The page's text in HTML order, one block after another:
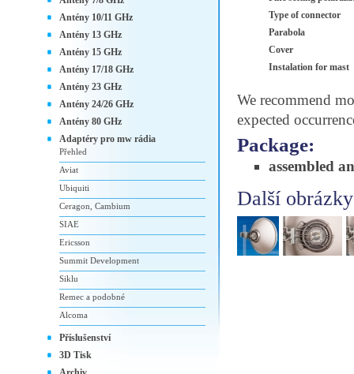
Type of connector
Parabola
Cover
Instalation for mast
We recommend
expected
Package:
assembled
Další
Antény 10/11 GHz
Antény 13 GHz
Antény 15 GHz
Antény 17/18 GHz
Antény 23 GHz
Antény 24/26 GHz
Antény 80 GHz
Adaptéry pro mw rádia
Přehled
Aviat
Ubiquiti
Ceragon, Cambium
SIAE
Ericsson
Summit Development
Siklu
Remec a podobné
Alcoma
Příslušenství
3D Tisk